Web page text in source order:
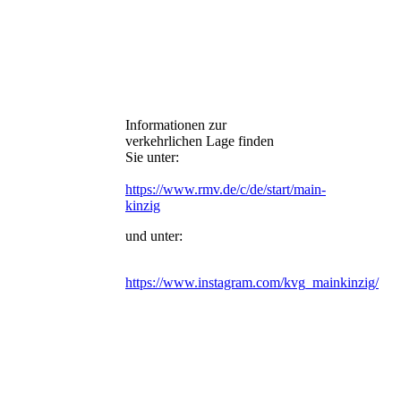
Informationen zur
verkehrlichen Lage finden
Sie unter:
https://www.rmv.de/c/de/start/main-
kinzig
und unter:
https://www.instagram.com/kvg_mainkinzig/